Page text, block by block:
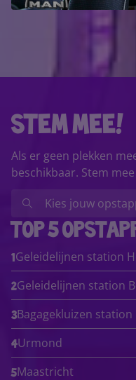
stem mee!
Als er geen plekken
beschikbaar. Stem
top 5
1 Geleidelijnen station
2Geleidelijnen station
3Bagagekluizen station
4Urmond
5Maastricht